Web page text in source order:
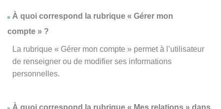
À quoi correspond la rubrique « Gérer mon
compte » ?
La rubrique « Gérer mon compte » permet à l’utilisateur
de renseigner ou de modifier ses informations
personnelles.
À quoi correspond la rubrique « Mes relations » dans